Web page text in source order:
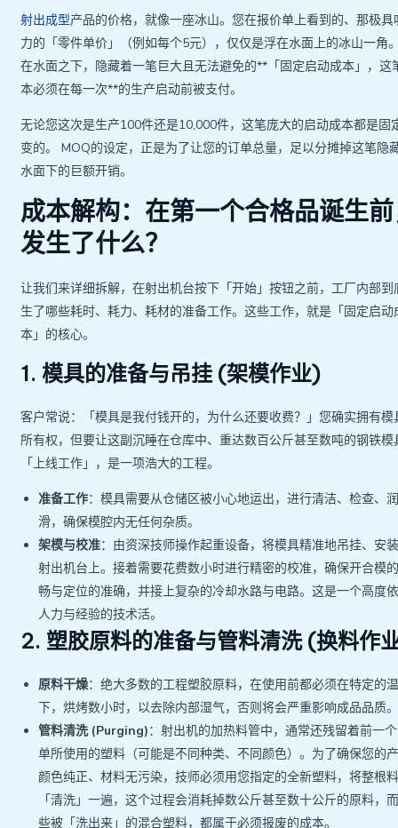
射出成型产品的价格，就像一座冰山。您在报价单上看到的、那极具
力的「零件单价」（例如每个5元），仅仅是浮在水面上的冰山一角
在水面之下，隐藏着一笔巨大且无法避免的**「固定启动成本」，这
本必须在每一次**的生产启动前被支付。
无论您这次是生产100件还是10,000件，这笔庞大的启动成本都是固
变的。 MOQ的设定，正是为了让您的订单总量，足以分摊掉这笔隐
水面下的巨额开销。
成本解构：在第一个合格品诞生
发生了什么？
让我们来详细拆解，在射出机台按下「开始」按钮之前，工厂内部到
生了哪些耗时、耗力、耗材的准备工作。这些工作，就是「固定启动
本」的核心。
1. 模具的准备与吊挂 (架模作业)
客户常说：「模具是我付钱开的，为什么还要收费？」您确实拥有模
所有权，但要让这副沉睡在仓库中、重达数百公斤甚至数吨的钢铁模
「上线工作」，是一项浩大的工程。
准备工作：模具需要从仓储区被小心地运出，进行清洁、检查、
滑，确保模腔内无任何杂质。
架模与校准：由资深技师操作起重设备，将模具精准地吊挂、安
射出机台上。接着需要花费数小时进行精密的校准，确保开合模
畅与定位的准确，并接上复杂的冷却水路与电路。这是一个高度
人力与经验的技术活。
2. 塑胶原料的准备与管料清洗 (换料作
原料干燥：绝大多数的工程塑胶原料，在使用前都必须在特定的
下，烘烤数小时，以去除内部湿气，否则将会严重影响成品品质
管料清洗 (Purging)：射出机的加热料管中，通常还残留着前一
单所使用的塑料（可能是不同种类、不同颜色）。为了确保您的
颜色纯正、材料无污染，技师必须用您指定的全新塑料，将整根
「清洗」一遍，这个过程会消耗掉数公斤甚至数十公斤的原料，
些被「洗出来」的混合塑料，都属于必须报废的成本。